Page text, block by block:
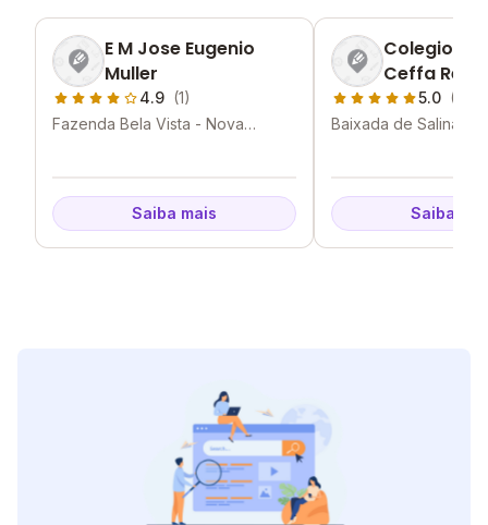
E M Jose Eugenio
Muller
4.9 (1)
Fazenda Bela Vista - Nova
Saiba mais
Colegio
Ceffa Rei
5.0 (1)
Baixada de Salinas -
Saiba